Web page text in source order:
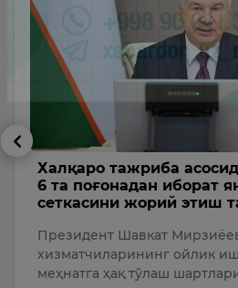
Халқаро тажриба
6 та поғонадан иборат
сеткасини жорий этиш
Президент Шавкат
хизматчиларининг ойлик
меҳнатга ҳақ тўлаш